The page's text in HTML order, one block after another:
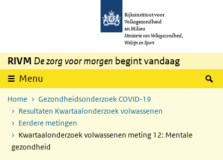
Overslaan en naar de inhoud gaan
Rijksinstituut voor
Volksgezondheid
en Milieu
Ministerie van Volksgezondheid,
Welzijn en Sport
RIVM De zorg voor morgen begint vandaag
Menu
Home
Gezondheidsonderzoek COVID-19
Resultaten Kwartaalonderzoek volwassenen
Eerdere metingen
Kwartaalonderzoek volwassenen meting 12: Mentale
gezondheid